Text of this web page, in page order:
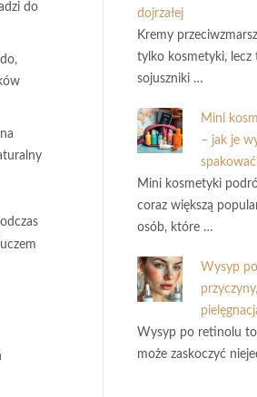
do
dojrzałej
Kremy
tylko kosmetyki, lecz
sojuszniki …
Mini
– jak je
Mini kosmetyki
coraz większą
osób, które …
Wysyp
Wysyp po retinolu
może zaskoczyć